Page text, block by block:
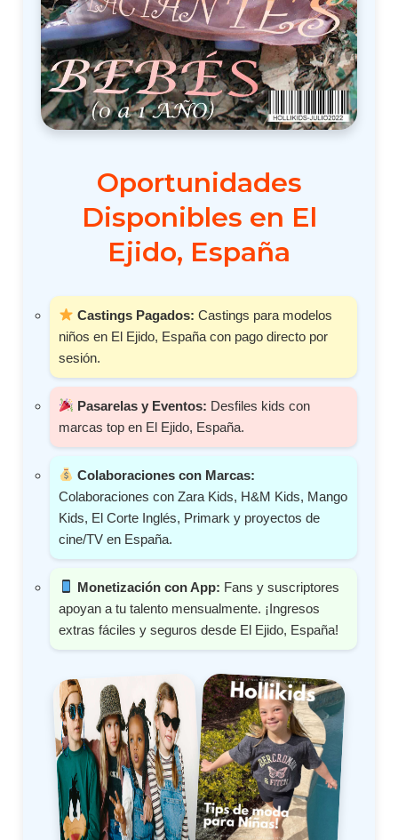
Oportunidades
Disponibles en El
Ejido, España
Castings Pagados: Castings para modelos
niños en El Ejido, España con pago directo por
sesión.
Pasarelas y Eventos: Desfiles kids con
marcas top en El Ejido, España.
Colaboraciones con Marcas:
Colaboraciones con Zara Kids, H&M Kids, Mango
Kids, El Corte Inglés, Primark y proyectos de
cine/TV en España.
Monetización con App: Fans y suscriptores
apoyan a tu talento mensualmente. ¡Ingresos
extras fáciles y seguros desde El Ejido, España!